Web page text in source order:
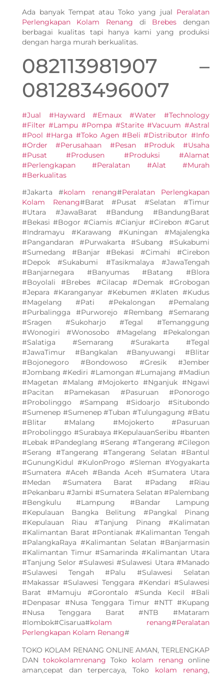
Ada banyak Tempat atau Toko yang jual Peralatan
Perlengkapan Kolam Renang di Brebes dengan
berbagai kualitas tapi hanya kami yang produksi
dengan harga murah berkualitas.
082113981907 –
081283496007
#Jual #Hayward #Emaux #Water #Technology
#Filter #Lampu #Pompa #Starite #Vacuum #Astral
#Pool #Harga #Toko Agen #Beli #Distributor #Info
#Order #Perusahaan #Pesan #Produk #Usaha
#Pusat #Produsen #Produksi #Alamat
#Perlengkapan #Peralatan #Alat #Murah
#Berkualitas
#Jakarta #kolam renang#Peralatan Perlengkapan
Kolam Renang#Barat #Pusat #Selatan #Timur
#Utara #JawaBarat #Bandung #BandungBarat
#Bekasi #Bogor #Ciamis #Cianjur #Cirebon #Garut
#Indramayu #Karawang #Kuningan #Majalengka
#Pangandaran #Purwakarta #Subang #Sukabumi
#Sumedang #Banjar #Bekasi #Cimahi #Cirebon
#Depok #Sukabumi #Tasikmalaya #JawaTengah
#Banjarnegara #Banyumas #Batang #Blora
#Boyolali #Brebes #Cilacap #Demak #Grobogan
#Jepara #Karanganyar #Kebumen #Klaten #Kudus
#Magelang #Pati #Pekalongan #Pemalang
#Purbalingga #Purworejo #Rembang #Semarang
#Sragen #Sukoharjo #Tegal #Temanggung
#Wonogiri #Wonosobo #Magelang #Pekalongan
#Salatiga #Semarang #Surakarta #Tegal
#JawaTimur #Bangkalan #Banyuwangi #Blitar
#Bojonegoro #Bondowoso #Gresik #Jember
#Jombang #Kediri #Lamongan #Lumajang #Madiun
#Magetan #Malang #Mojokerto #Nganjuk #Ngawi
#Pacitan #Pamekasan #Pasuruan #Ponorogo
#Probolinggo #Sampang #Sidoarjo #Situbondo
#Sumenep #Sumenep #Tuban #Tulungagung #Batu
#Blitar #Malang #Mojokerto #Pasuruan
#Probolinggo #Surabaya #KepulauanSeribu #banten
#Lebak #Pandeglang #Serang #Tangerang #Cilegon
#Serang #Tangerang #Tangerang Selatan #Bantul
#GunungKidul #KulonProgo #Sleman #Yogyakarta
#Sumatera #Aceh #Banda Aceh #Sumatera Utara
#Medan #Sumatera Barat #Padang #Riau
#Pekanbaru #Jambi #Sumatera Selatan #Palembang
#Bengkulu #Lampung #Bandar Lampung
#Kepulauan Bangka Belitung #Pangkal Pinang
#Kepulauan Riau #Tanjung Pinang #Kalimatan
#Kalimantan Barat #Pontianak #Kalimantan Tengah
#PalangkaRaya #Kalimantan Selatan #Banjarmasin
#Kalimantan Timur #Samarinda #Kalimantan Utara
#Tanjung Selor #Sulawesi #Sulawesi Utara #Manado
#Sulawesi Tengah #Palu #Sulawesi Selatan
#Makassar #Sulawesi Tenggara #Kendari #Sulawesi
Barat #Mamuju #Gorontalo #Sunda Kecil #Bali
#Denpasar #Nusa Tenggara Timur #NTT #Kupang
#Nusa Tenggara Barat #NTB #Mataram
#lombok#Cisarua#kolam renang#Peralatan
Perlengkapan Kolam Renang#
TOKO KOLAM RENANG ONLINE AMAN, TERLENGKAP
DANtokokolamrenang Toko kolam renang online
aman,cepat dan terpercaya, Toko kolam renang,